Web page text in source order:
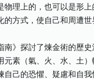
理上的，也可以是形上
方式，使自己和周遭世
探討了煉金術的歷史
（氣、火、水、土）轉
恐懼、疑慮和自我憎